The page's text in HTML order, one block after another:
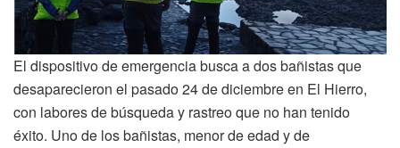
El dispositivo de emergencia busca a dos bañistas que
desaparecieron el pasado 24 de diciembre en El Hierro,
con labores de búsqueda y rastreo que no han tenido
éxito. Uno de los bañistas, menor de edad y de